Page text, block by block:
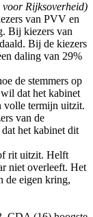
voor Rijksoverheid)
van PVV en
Bij kiezers van
Bij de kiezers
daling van 29%
de stemmers op
dat het kabinet
volle termijn uitzit.
van de
het kabinet dit
rit uitzit. Helft
niet overleeft. Het
de eigen kring,